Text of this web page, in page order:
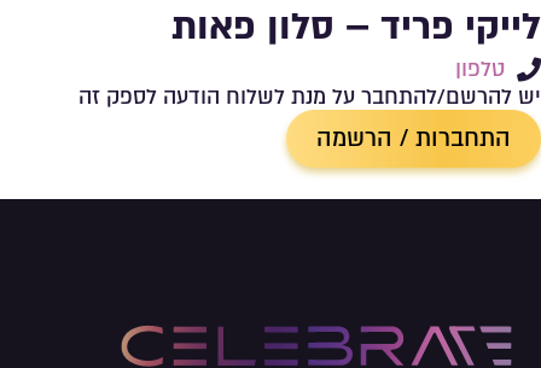
לייקי פריד – סלון פאות
טלפון
יש להרשם/להתחבר על מנת לשלוח הודעה לספק זה
התחברות / הרשמה